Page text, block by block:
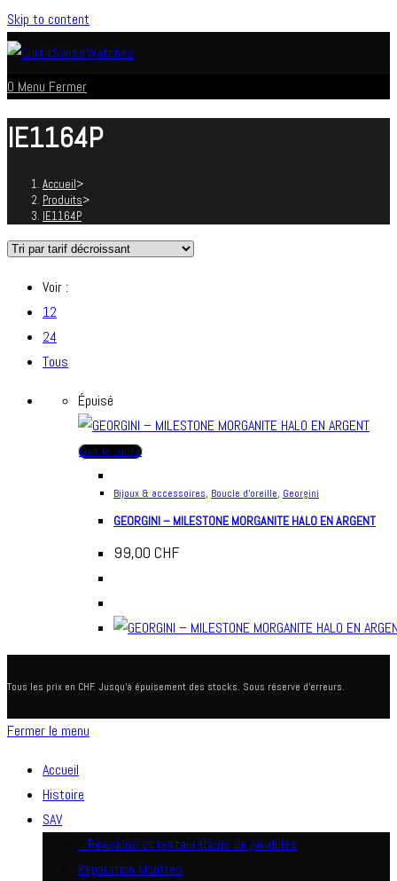
Skip to content
0 Menu Fermer
IE1164P
Accueil>
Produits>
IE1164P
Voir :
12
24
Tous
Épuisé
Lire la suite
Bijoux & accessoires, Boucle d'oreille, Georgini
GEORGINI – MILESTONE MORGANITE HALO EN ARGENT
99,00 CHF
Tous les prix en CHF. Jusqu'à épuisement des stocks. Sous réserve d'erreurs.
Fermer le menu
Accueil
Histoire
SAV
…Révisions et restaurations de pendules
Réparation Montres